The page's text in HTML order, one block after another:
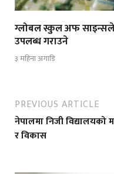
ग्लोबल स्कुल अफ साइन्सले
उपलब्ध गराउने
३ महिना अगाडि
PREVIOUS ARTICLE
नेपालमा निजी विद्यालयको
र विकास